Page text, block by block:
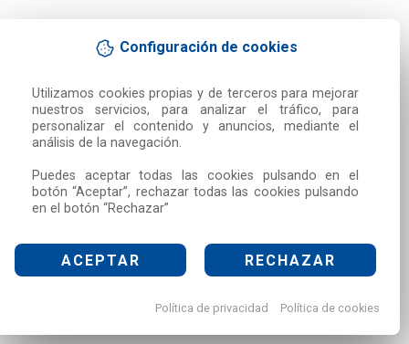
Configuración de cookies
Utilizamos cookies propias y de terceros para mejorar
nuestros servicios, para analizar el tráfico, para
personalizar el contenido y anuncios, mediante el
análisis de la navegación.
Puedes aceptar todas las cookies pulsando en el
botón “Aceptar”, rechazar todas las cookies pulsando
en el botón “Rechazar”
ACEPTAR RECHAZAR
Política de privacidad Política de cookies